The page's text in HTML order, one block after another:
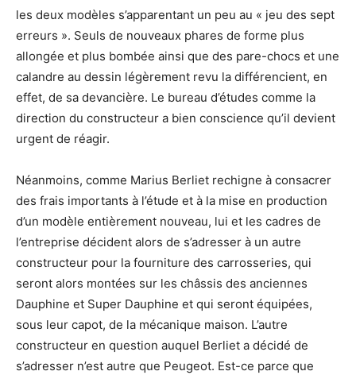
les deux modèles s’apparentant un peu au « jeu des sept
erreurs ». Seuls de nouveaux phares de forme plus
allongée et plus bombée ainsi que des pare-chocs et une
calandre au dessin légèrement revu la différencient, en
effet, de sa devancière. Le bureau d’études comme la
direction du constructeur a bien conscience qu’il devient
urgent de réagir.
Néanmoins, comme Marius Berliet rechigne à consacrer
des frais importants à l’étude et à la mise en production
d’un modèle entièrement nouveau, lui et les cadres de
l’entreprise décident alors de s’adresser à un autre
constructeur pour la fourniture des carrosseries, qui
seront alors montées sur les châssis des anciennes
Dauphine et Super Dauphine et qui seront équipées,
sous leur capot, de la mécanique maison. L’autre
constructeur en question auquel Berliet a décidé de
s’adresser n’est autre que Peugeot. Est-ce parce que